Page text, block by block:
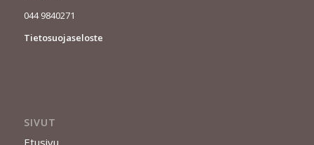
044 9840271
Tietosuojaseloste
SIVUT
Etusivu